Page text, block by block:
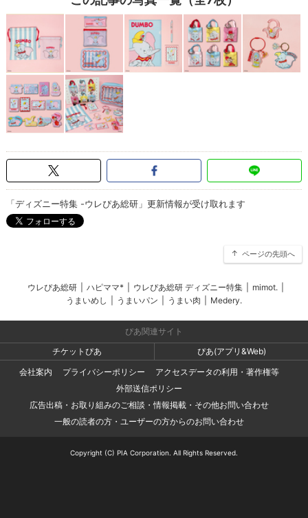
「ディズニー特集 -ウレぴあ総研」更新情報が受け取れます
ページの先頭へ
ウレぴあ総研 ハピママ* ウレぴあ総研 ディズニー特集 mimot.
うまいめし
うまいパン うまい肉 Medery.
ぴあ関連サイト
チケットぴあ
ぴあ(アプリ&Web)
会社案内
プライバシーポリシー
アクセスデータの利用・著作権等
外部送信ポリシー
広告出稿・お取り組みのご相談・情報掲載・その他お問い合わせ
一般の読者の方・ユーザーの方からのお問い合わせ
Copyright (C) PIA Corporation. All Rights Reserved.